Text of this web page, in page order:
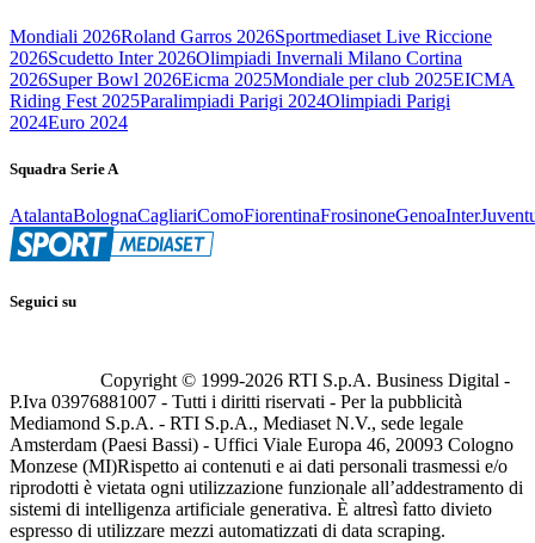
Mondiali 2026Roland Garros 2026Sportmediaset Live Riccione
2026Scudetto Inter 2026Olimpiadi Invernali Milano Cortina
2026Super Bowl 2026Eicma 2025Mondiale per club 2025EICMA
Riding Fest 2025Paralimpiadi Parigi 2024Olimpiadi Parigi
2024Euro 2024
Squadra Serie A
AtalantaBolognaCagliariComoFiorentinaFrosinoneGenoaInter
Seguici su
Copyright © 1999-2026 RTI S.p.A. Business Digital -
P.Iva 03976881007 - Tutti i diritti riservati - Per la pubblicità
Mediamond S.p.A. - RTI S.p.A., Mediaset N.V., sede legale
Amsterdam (Paesi Bassi) - Uffici Viale Europa 46, 20093 Cologno
Monzese (MI)Rispetto ai contenuti e ai dati personali trasmessi e/o
riprodotti è vietata ogni utilizzazione funzionale all’addestramento di
sistemi di intelligenza artificiale generativa. È altresì fatto divieto
espresso di utilizzare mezzi automatizzati di data scraping.